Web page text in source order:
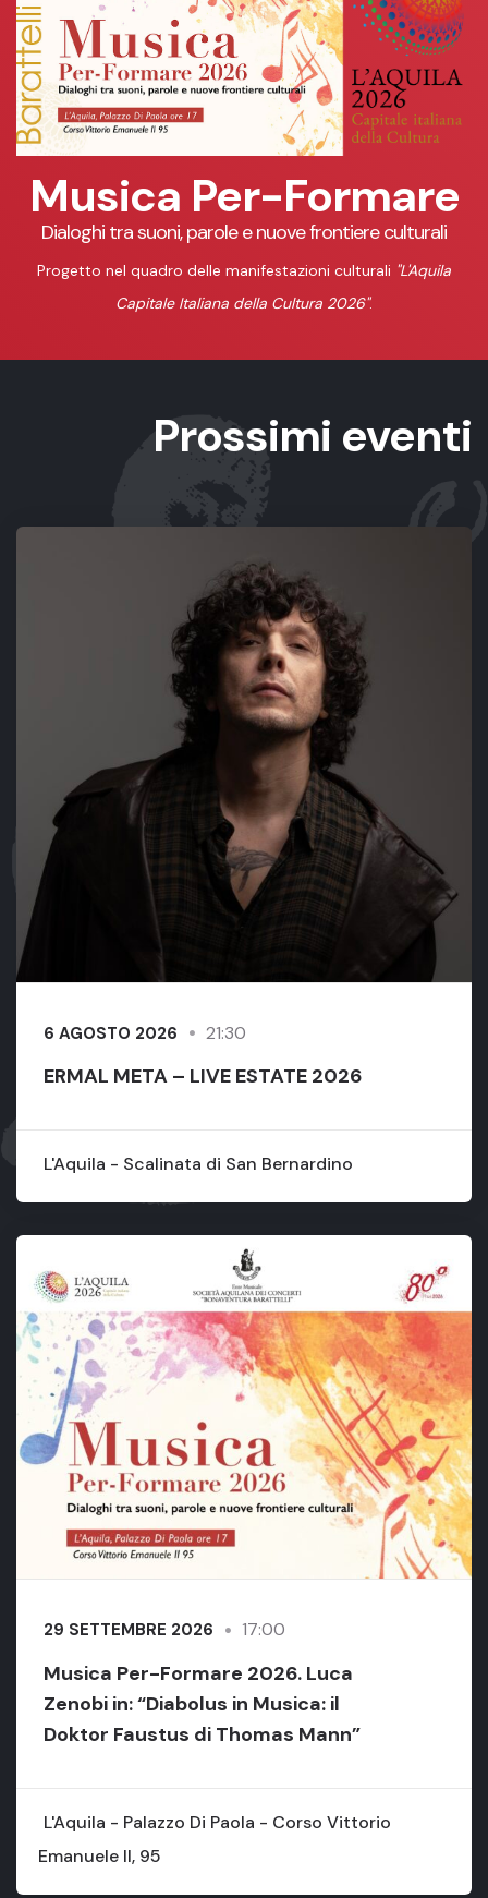
Musica Per-Formare
Dialoghi tra suoni, parole e nuove frontiere culturali
Progetto nel quadro delle manifestazioni culturali "L'Aquila
Capitale Italiana della Cultura 2026".
Prossimi eventi
6 AGOSTO 2026 21:30
ERMAL META – LIVE ESTATE 2026
L'Aquila - Scalinata di San Bernardino
29 SETTEMBRE 2026 17:00
Musica Per-Formare 2026. Luca
Zenobi in: “Diabolus in Musica: il
Doktor Faustus di Thomas Mann”
L'Aquila - Palazzo Di Paola - Corso Vittorio
Emanuele II, 95